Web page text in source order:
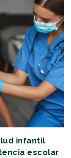
infantil
escolar